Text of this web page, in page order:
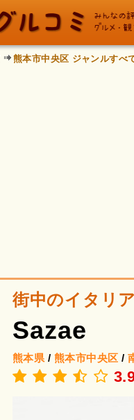
熊本市中央区 ジャンルすべ
街中のイタリ
Sazae
熊本県 / 熊本市中央区 /